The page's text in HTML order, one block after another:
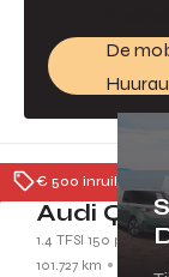
De
€ 500 inruilpremie
Ede
Audi Q2
1.4 TFSI 150 pk S-
101.727 km